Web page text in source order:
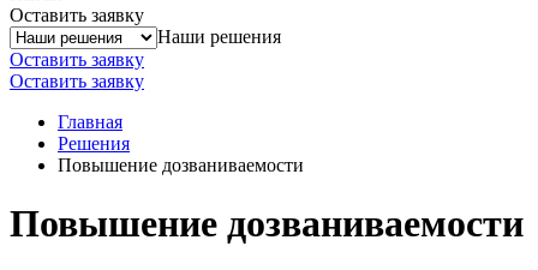
Оставить заявку
Наши решения
Оставить заявку
Оставить заявку
Главная
Решения
Повышение дозваниваемости
Повышение дозваниваемости